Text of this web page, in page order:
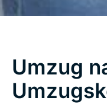
Umzug